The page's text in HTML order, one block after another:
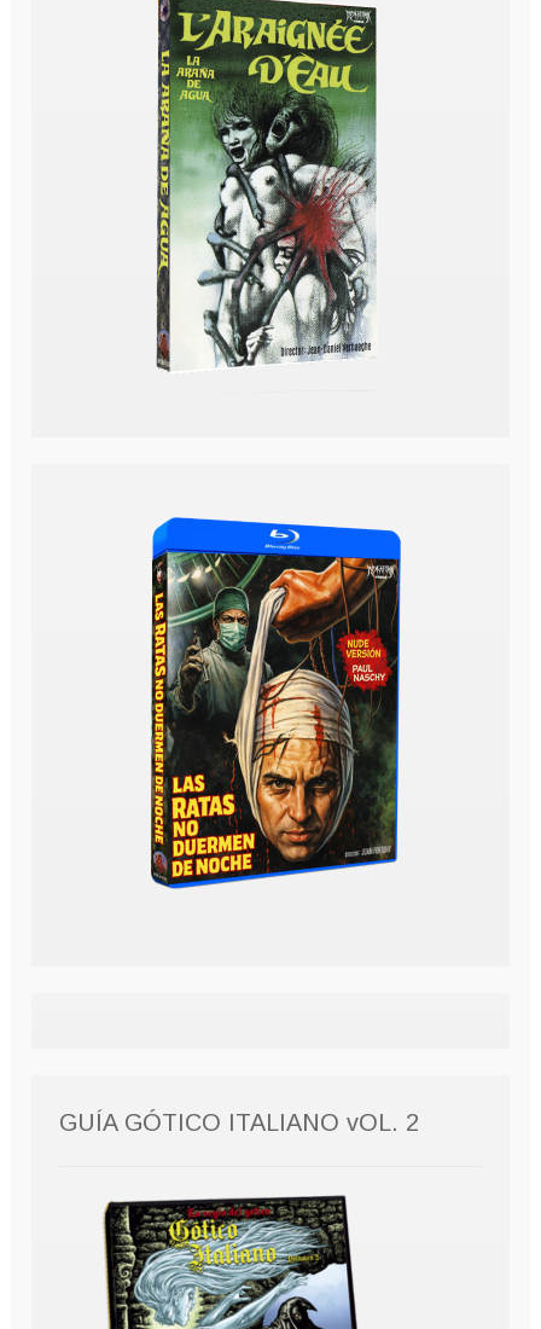
GUÍA GÓTICO ITALIANO vOL. 2